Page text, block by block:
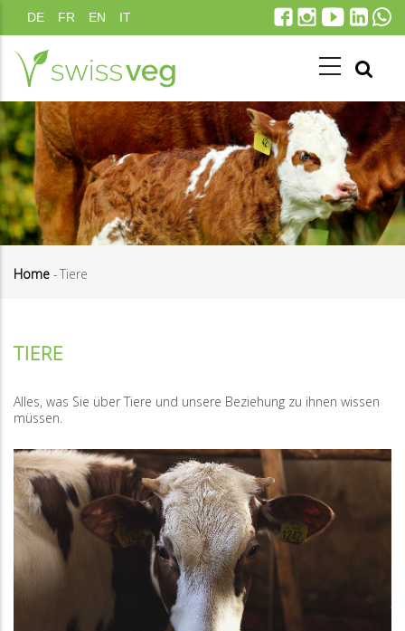
Direkt
zum
Inhalt
DE FR EN IT
Home -Tiere
TIERE
Alles, was Sie über Tiere und unsere Beziehung zu ihnen wissen
müssen.